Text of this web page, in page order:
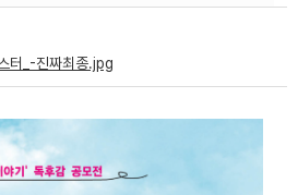
터_-진짜최종.jpg